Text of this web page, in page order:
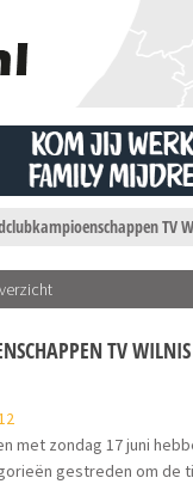
TV
TV
met zondag 17 juni
gestreden om de